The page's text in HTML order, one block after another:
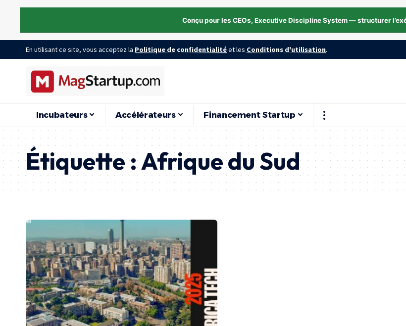
Conçu pour les CEOs, Executive Discipline System — structurer
En utilisant ce site, vous acceptez la Politique de confidentialitéet les Conditions d'utilisation.
Incubateurs Accélérateurs Financement Startup
Étiquette :Afrique du Sud